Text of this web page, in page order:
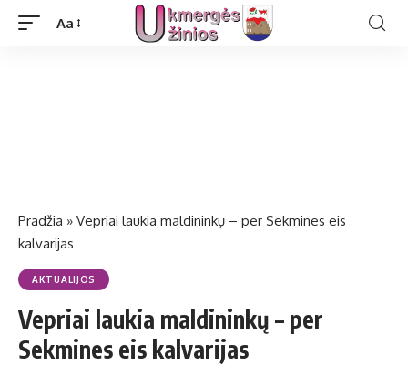
Aa
Pradžia » Vepriai laukia maldininkų – per Sekmines eis
kalvarijas
AKTUALIJOS
Vepriai laukia maldininkų – per
Sekmines eis kalvarijas